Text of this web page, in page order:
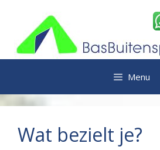
inhoud
Menu
Wat bezielt je?